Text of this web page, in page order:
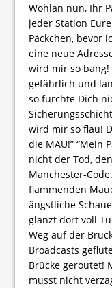
Wohlan nun, Ihr
jeder Station
Päckchen, bevor
eine neue
wird mir so bang!
gefährlich und
so fürchte Dich
wird mir so flau!
die MAU!” “Mein
nicht der Tod,
Manchester-
flammenden
ängstliche
glänzt dort voll
Weg auf der
Broadcasts
Brücke geroutet!
musst nicht